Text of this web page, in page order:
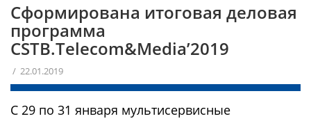
Сформирована итоговая деловая
программа
CSTB.Telecom&Media’2019
/ 22.01.2019
С 29 по 31 января мультисервисные